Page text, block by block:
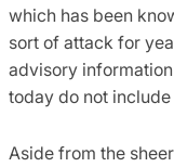
which has been
sort of attack for
advisory
today do not
Aside from the